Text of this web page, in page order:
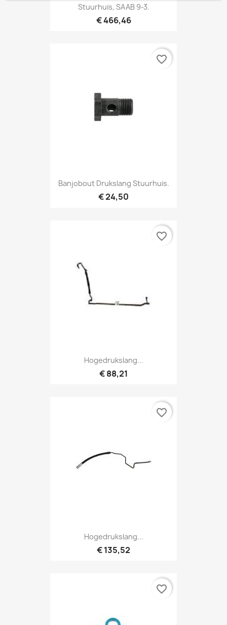
Stuurhuis, SAAB 9-3.
€ 466,46
Banjobout Drukslang Stuurhuis.
€ 24,50
favorite_border
Hogedrukslang...
€ 88,21
favorite_border
Hogedrukslang...
€ 135,52
favorite_border
favorite_border